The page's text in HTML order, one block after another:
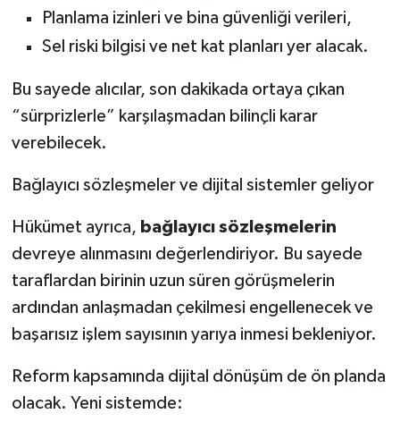
Planlama izinleri ve bina güvenliği verileri,
Sel riski bilgisi ve net kat planları yer alacak.
Bu sayede alıcılar, son dakikada ortaya çıkan
“sürprizlerle” karşılaşmadan bilinçli karar
verebilecek.
Bağlayıcı sözleşmeler ve dijital sistemler geliyor
Hükümet ayrıca, bağlayıcı sözleşmelerin
devreye alınmasını değerlendiriyor. Bu sayede
taraflardan birinin uzun süren görüşmelerin
ardından anlaşmadan çekilmesi engellenecek ve
başarısız işlem sayısının yarıya inmesi bekleniyor.
Reform kapsamında dijital dönüşüm de ön planda
olacak. Yeni sistemde: